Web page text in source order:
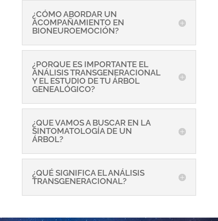
¿CÓMO ABORDAR UN
ACOMPAÑAMIENTO EN
BIONEUROEMOCIÓN?
¿PORQUE ES IMPORTANTE EL
ANÁLISIS TRANSGENERACIONAL
Y EL ESTUDIO DE TU ÁRBOL
GENEALÓGICO?
¿QUE VAMOS A BUSCAR EN LA
SINTOMATOLOGÍA DE UN
ÁRBOL?
¿QUÉ SIGNIFICA EL ANÁLISIS
TRANSGENERACIONAL?